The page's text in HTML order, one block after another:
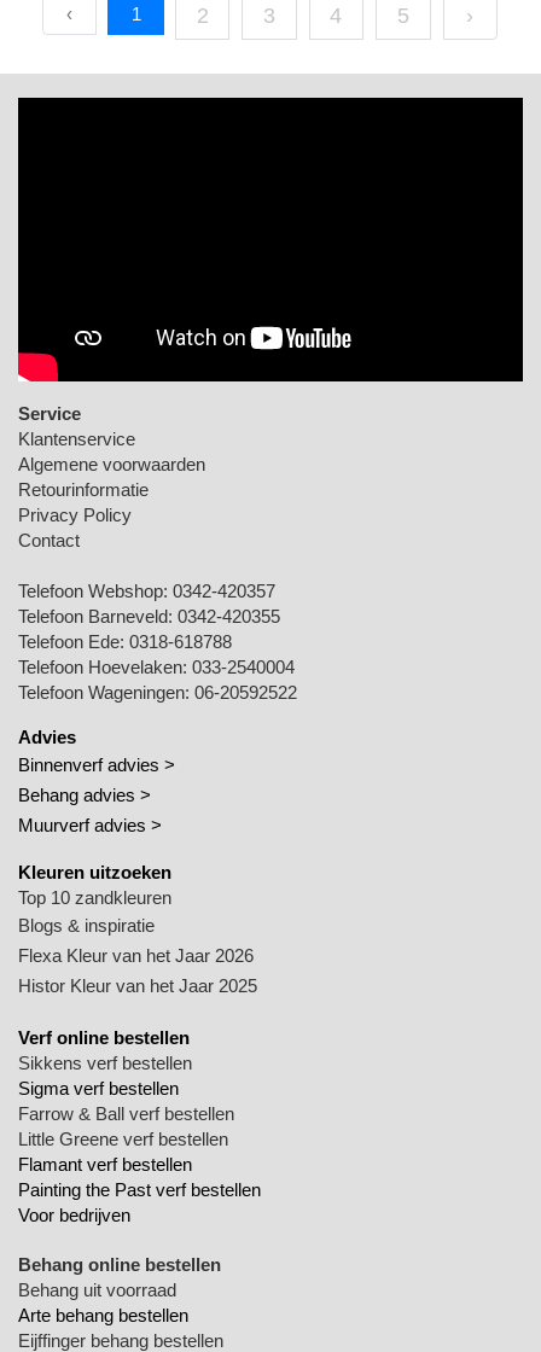
‹ 1 2 3 4 5 ›
Service
Klantenservice
Algemene voorwaarden
Retourinformatie
Privacy Policy
Contact
Telefoon Webshop: 0342-420357
Telefoon Barneveld: 0342-420355
Telefoon Ede: 0318-618788
Telefoon Hoevelaken: 033-2540004
Telefoon Wageningen: 06-20592522
Advies
Binnenverf advies >
Behang advies >
Muurverf advies >
Kleuren uitzoeken
Top 10 zandkleuren
Blogs & inspiratie
Flexa Kleur van het Jaar 2026
Histor Kleur van het Jaar 2025
Verf online bestellen
Sikkens verf bestellen
Sigma verf bestellen
Farrow & Ball verf bestellen
Little Greene verf bestellen
Flamant verf bestellen
Painting the Past verf bestellen
Voor bedrijven
Behang online bestellen
Behang uit voorraad
Arte behang bestellen
Eijffinger behang bestellen